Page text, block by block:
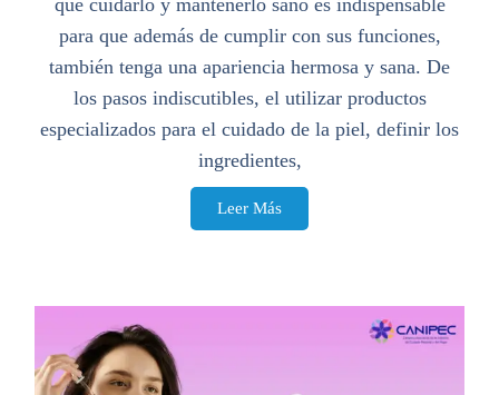
para que además de cumplir con sus funciones,
también tenga una apariencia hermosa y sana. De
los pasos indiscutibles, el utilizar productos
especializados para el cuidado de la piel, definir los
ingredientes,
Leer Más